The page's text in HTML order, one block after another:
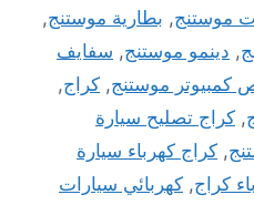
موستنج, بطارية موستنج,
, دينمو موستنج, سفايف
كمبيوتر موستنج, كراج,
, كراج تصليح سيارة
, كراج كهرباء سيارة
كراج, كهربائي سيارات